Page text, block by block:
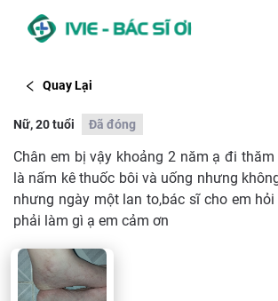
Quay Lại
Nữ, 20 tuổi Đã đóng
Chân em bị vậy khoảng 2 năm ạ đi
là nấm kê thuốc bôi và uống nhưng
nhưng ngày một lan to,bác sĩ cho em
phải làm gì ạ em cảm ơn